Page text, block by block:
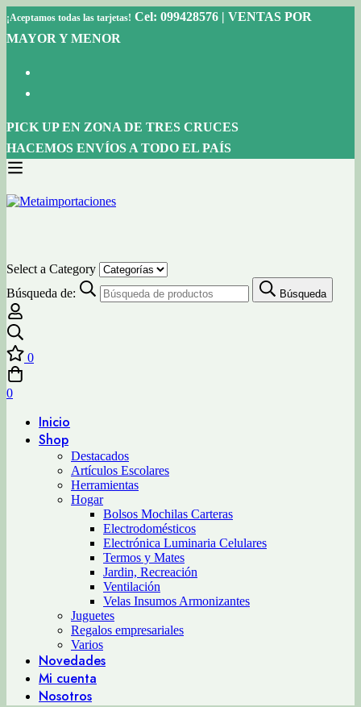
¡Aceptamos todas las tarjetas! Cel: 099428576 | VENTAS POR
MAYOR Y MENOR
PICK UP EN ZONA DE TRES CRUCES
HACEMOS ENVÍOS A TODO EL PAÍS
Select a Category
Búsqueda de:
Búsqueda
0
0
Inicio
Shop
Destacados
Artículos Escolares
Herramientas
Hogar
Bolsos Mochilas Carteras
Electrodomésticos
Electrónica Luminaria Celulares
Termos y Mates
Jardin, Recreación
Ventilación
Velas Insumos Armonizantes
Juguetes
Regalos empresariales
Varios
Novedades
Mi cuenta
Nosotros